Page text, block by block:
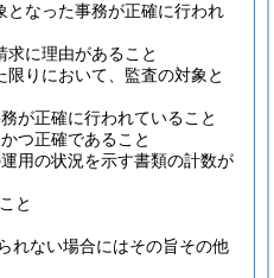
となった事務が正確に行われ
求に理由があること
限りにおいて、監査の対象と
が正確に行われていること
つ正確であること
用の状況を示す書類の計数が
と
れない場合にはその旨その他